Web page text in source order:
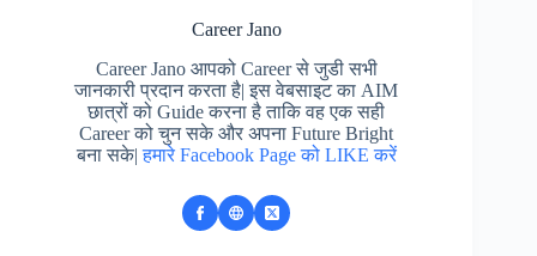
Career Jano
Career Jano आपको Career से जुडी सभी
जानकारी प्रदान करता है| इस वेबसाइट का AIM
छात्रों को Guide करना है ताकि वह एक सही
Career को चुन सके और अपना Future Bright
बना सके|हमारे Facebook Page को LIKE करें